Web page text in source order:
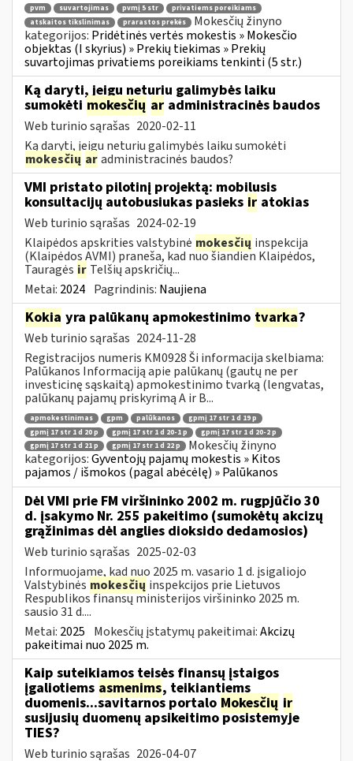
pvm suvartojimas pvmį 5 str
privatiems poreikiams
atskaitos tikslinimas
prarastos prekės
Mokesčių žinyno
kategorijos: Pridėtinės vertės mokestis » Mokesčio
objektas (I skyrius) » Prekių tiekimas » Prekių
suvartojimas privatiems poreikiams tenkinti (5 str.)
Ką daryti, jeigu neturiu galimybės laiku
sumokėti mokesčių ar administracinės baudos
Web turinio sąrašas 2020-02-11
Ką daryti, jeigu neturiu galimybės laiku sumokėti
mokesčių aradministracinės baudos?
VMI pristato pilotinį projektą: mobilusis
konsultacijų autobusiukas pasieks ir atokias
Web turinio sąrašas 2024-02-19
Klaipėdos apskrities valstybinė mokesčių inspekcija
(Klaipėdos AVMI) praneša, kad nuo šiandien Klaipėdos,
Tauragės ir Telšių apskričių...
Metai: 2024 Pagrindinis: Naujiena
Kokia yra palūkanų apmokestinimo tvarka?
Web turinio sąrašas 2024-11-28
Registracijos numeris KM0928 Ši informacija skelbiama:
Palūkanos Informaciją apie palūkanų (gautų ne per
investicinę sąskaitą) apmokestinimo tvarką (lengvatas,
palūkanų pajamų priskyrimą A ir B...
apmokestinimas gpm palūkanos
gpmį 17 str 1 d 19 p
gpmį 17 str 1 d 20 p
gpmį 17 str 1 d 20-1 p
gpmį 17 str 1 d 20-2 p
gpmį 17 str 1 d 21 p
gpmį 17 str 1 d 22 p
Mokesčių žinyno
kategorijos:Gyventojų pajamų mokestis » Kitos
pajamos / išmokos (pagal abėcėlę) » Palūkanos
Dėl VMI prie FM viršininko 2002 m. rugpjūčio 30
d. įsakymo Nr. 255 pakeitimo (sumokėtų akcizų
grąžinimas dėl anglies dioksido dedamosios)
Web turinio sąrašas 2025-02-03
Informuojame, kad nuo 2025 m. vasario 1 d. įsigaliojo
Valstybinės mokesčių inspekcijos prie Lietuvos
Respublikos finansų ministerijos viršininko 2025 m.
sausio 31 d....
Metai: 2025 Mokesčių įstatymų pakeitimai:Akcizų
pakeitimai nuo 2025 m.
Kaip suteikiamos teisės finansų įstaigos
įgaliotiems asmenims, teikiantiems
duomenis...savitarnos portalo Mokesčių ir
susijusių duomenų apsikeitimo posistemyje
TIES?
Web turinio sąrašas 2026-04-07